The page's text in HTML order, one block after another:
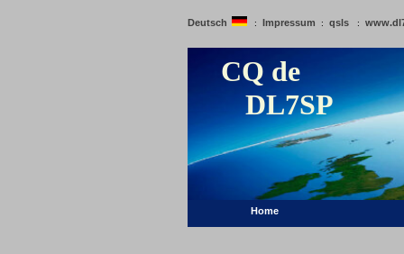
Deutsch : Impressum : qsls :
CQ de
DL7SP
Home